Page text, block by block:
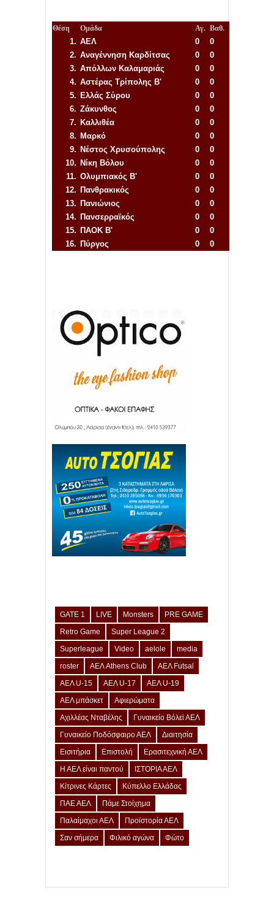
Θέση Ομάδα Αγ. Βαθ.
1. ΑΕΛ 0
0
2. Αναγέννηση Καρδίτσας 0
0
3. Απόλλων Καλαμαριάς 0
0
4. Αστέρας Τρίπολης Β' 0
0
5. Ελλάς Σύρου 0
0
6. Ζάκυνθος 0
0
7. Καλλιθέα 0
0
8. Μαρκό 0
0
9. Νέστος Χρυσούπολης 0
0
10. Νίκη Βόλου 0
0
11. Ολυμπιακός Β' 0
0
12. Πανθρακικός 0
0
13. Πανιώνιος 0
0
14. Πανσερραϊκός 0
0
15. ΠΑΟΚ Β' 0
0
16. Πύργος 0
0
GATE 1 LIVE Monsters
PRE GAME
Retro Game
Super League 2
Superleague
Video aelole
media
roster
ΑΕΛ Athens Club
ΑΕΛ Futsal
ΑΕΛ U-15
ΑΕΛ U-17
ΑΕΛ U-19
ΑΕΛ μπάσκετ
Αφιερώματα
Αχιλλέας Νταβέλης
Γυναικείο Βόλεϊ ΑΕΛ
Γυναικείο Ποδόσφαιρο ΑΕΛ
Διαιτησία
Εισιτήρια
Επιστολή
Ερασιτεχνική ΑΕΛ
Η ΑΕΛ είναι παντού
ΙΣΤΟΡΙΑ ΑΕΛ
Κίτρινες Κάρτες
Κύπελλο Ελλάδας
ΠΑΕ ΑΕΛ
Πάμε Στοίχημα
Παλαίμαχοι ΑΕΛ
Προϊστορία ΑΕΛ
Σαν σήμερα
Φιλικό αγώνα Φώτο